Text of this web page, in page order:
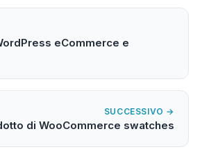
eCommerce e
SUCCESSIVO →
di WooCommerce swatches